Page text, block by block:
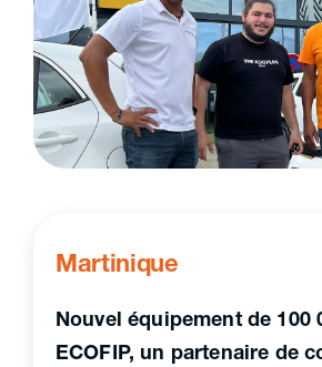
Martinique
Nouvel équipement de 100
ECOFIP, un partenaire de